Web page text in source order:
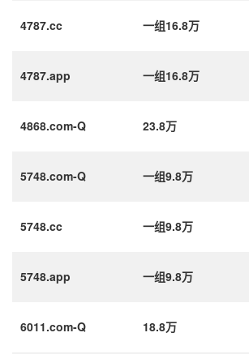
4787.cc 一组16.8万
4787.app 一组16.8万
4868.com-Q 23.8万
5748.com-Q 一组9.8万
5748.cc 一组9.8万
5748.app 一组9.8万
6011.com-Q 18.8万